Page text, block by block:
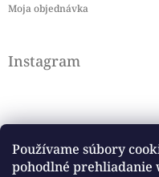
Používame súbory
pohodlné prehliadanie
Moja objednávka
Instagram